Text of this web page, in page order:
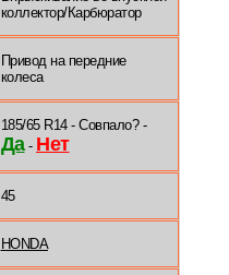
коллектор/Карбюратор
Привод на передние
колеса
185/65 R14 - Совпало? -
Да- Нет
45
HONDA